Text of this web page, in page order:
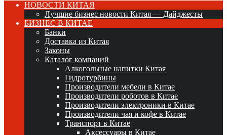
НОВОСТИ КИТАЯ
Лучшие бизнес новости Китая — Дайджесты
БИЗНЕС В КИТАЕ
Банки
Доставка из Китая
Законы
Каталог компаний
Алкогольные напитки Китая
Гидротурбины
Производители мебели в Китае
Производители роботов в Китае
Производители электроники в Китае
Производители чая и кофе в Китае
Транспорт в Китае
Аксессуары в Китае